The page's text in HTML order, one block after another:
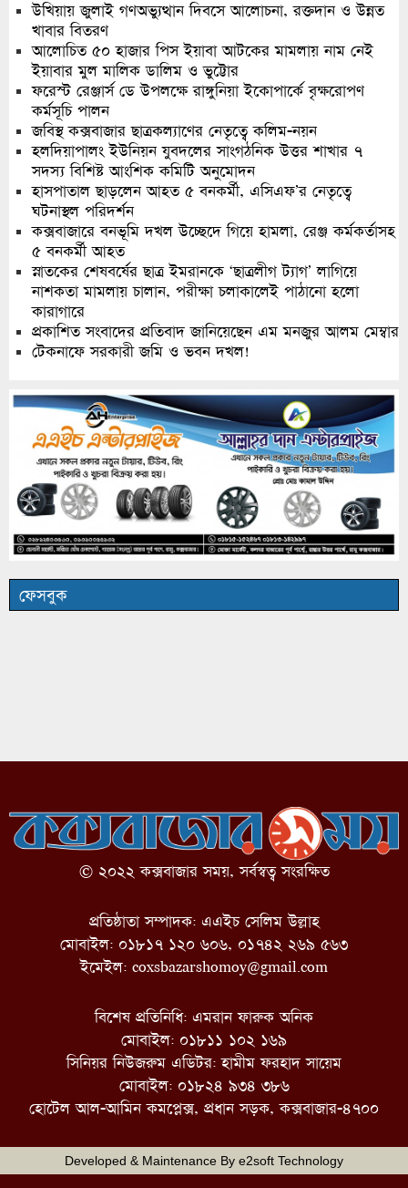
উখিয়ায় জুলাই গণঅভ্যুত্থান দিবসে আলোচনা, রক্তদান ও উন্নত
খাবার বিতরণ
আলোচিত ৫০ হাজার পিস ইয়াবা আটকের মামলায় নাম নেই
ইয়াবার মুল মালিক ডালিম ও ভুট্টোর
ফরেস্ট রেঞ্জার্স ডে উপলক্ষে রাঙ্গুনিয়া ইকোপার্কে বৃক্ষরোপণ
কর্মসূচি পালন
জবিস্থ কক্সবাজার ছাত্রকল্যাণের নেতৃত্বে কলিম-নয়ন
হলদিয়াপালং ইউনিয়ন যুবদলের সাংগঠনিক উত্তর শাখার ৭
সদস্য বিশিষ্ট আংশিক কমিটি অনুমোদন
হাসপাতাল ছাড়লেন আহত ৫ বনকর্মী, এসিএফ’র নেতৃত্বে
ঘটনাস্থল পরিদর্শন
কক্সবাজারে বনভূমি দখল উচ্ছেদে গিয়ে হামলা, রেঞ্জ কর্মকর্তাসহ
৫ বনকর্মী আহত
স্নাতকের শেষবর্ষের ছাত্র ইমরানকে ‘ছাত্রলীগ ট্যাগ’ লাগিয়ে
নাশকতা মামলায় চালান, পরীক্ষা চলাকালেই পাঠানো হলো
কারাগারে
প্রকাশিত সংবাদের প্রতিবাদ জানিয়েছেন এম মনজুর আলম মেম্বার
টেকনাফে সরকারী জমি ও ভবন দখল!
ফেসবুক
© ২০২২ কক্সবাজার সময়, সর্বস্বত্ব সংরক্ষিত
প্রতিষ্ঠাতা সম্পাদক: এএইচ সেলিম উল্লাহ
মোবাইল: ০১৮১৭ ১২০ ৬০৬, ০১৭৪২ ২৬৯ ৫৬৩
ইমেইল: coxsbazarshomoy@gmail.com
বিশেষ প্রতিনিধি: এমরান ফারুক অনিক
মোবাইল: ০১৮১১ ১০২ ১৬৯
সিনিয়র নিউজরুম এডিটর: হামীম ফরহাদ সায়েম
মোবাইল: ০১৮২৪ ৯৩৪ ৩৮৬
হোটেল আল-আমিন কমপ্লেক্স, প্রধান সড়ক, কক্সবাজার-৪৭০০
Developed & Maintenance By e2soft Technology